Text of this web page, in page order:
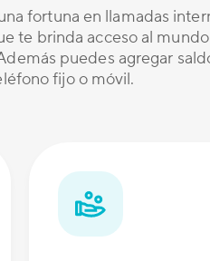
fortuna en llamadas
brinda acceso al
puedes agregar
fijo o móvil.